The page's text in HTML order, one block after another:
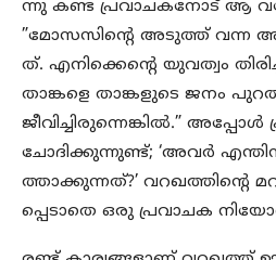
ന്നു കണ്ട പ്രവാചകനോട് ആ
”മോസസിന്‍റെ അടുത്ത് വന്ന
ത്. എനിക്കെന്‍റെ യുവത്വം
താങ്കളെ താങ്കളുടെ ജനം
ജീവിച്ചിരുന്നെങ്കില്‍.”
ചോദിക്കുന്നുണ്ട്; ‘അവര്‍
ത്താക്കുന്നത്?’ വറഖത്തിന്റെ
പ്പെടാതെ ഒരു പ്രവാചക